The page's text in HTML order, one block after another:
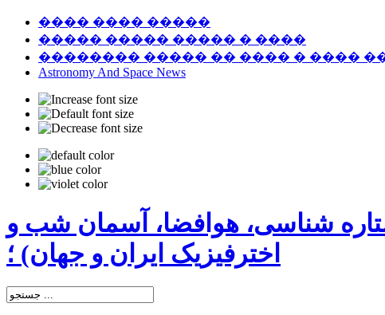
���� ���� �����
����� ����� ����� � ����
�������� ����� �� ���� � ����
Astronomy And Space News
شناسی، هوافضا، آسمان شب و
اخترفیزیک ایران و جهان) ؛